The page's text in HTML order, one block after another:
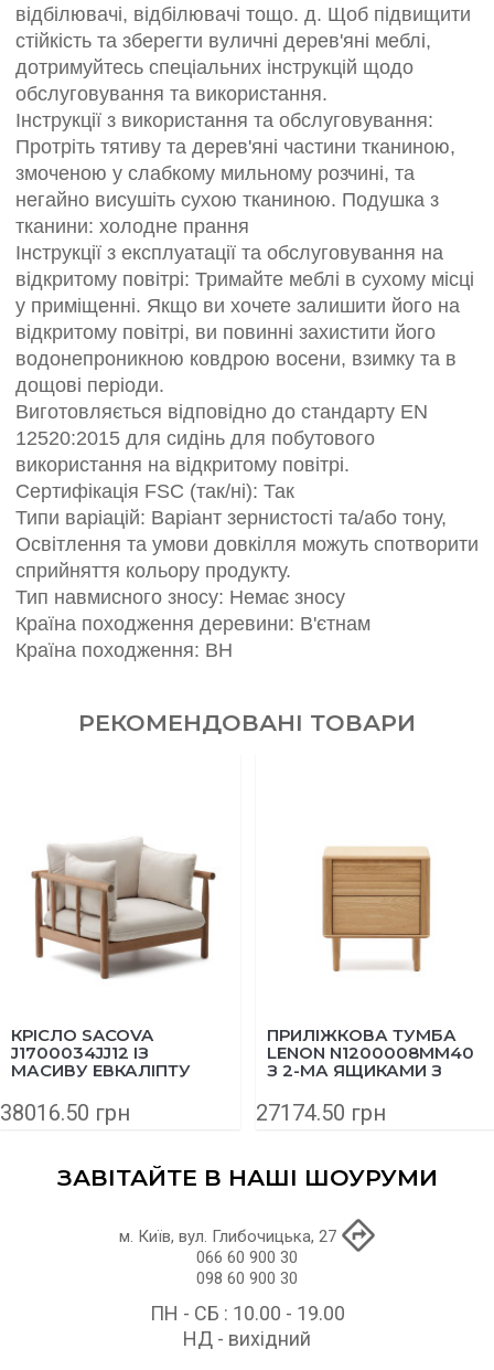
відбілювачі, відбілювачі тощо. д. Щоб підвищити
стійкість та зберегти вуличні дерев'яні меблі,
дотримуйтесь спеціальних інструкцій щодо
обслуговування та використання.
Інструкції з використання та обслуговування:
Протріть тятиву та дерев'яні частини тканиною,
змоченою у слабкому мильному розчині, та
негайно висушіть сухою тканиною. Подушка з
тканини: холодне прання
Інструкції з експлуатації та обслуговування на
відкритому повітрі: Тримайте меблі в сухому місці
у приміщенні. Якщо ви хочете залишити його на
відкритому повітрі, ви повинні захистити його
водонепроникною ковдрою восени, взимку та в
дощові періоди.
Виготовляється відповідно до стандарту EN
12520:2015 для сидінь для побутового
використання на відкритому повітрі.
Сертифікація FSC (так/ні): Так
Типи варіацій: Варіант зернистості та/або тону,
Освітлення та умови довкілля можуть спотворити
сприйняття кольору продукту.
Тип навмисного зносу: Немає зносу
Країна походження деревини: В'єтнам
Країна походження: ВН
РЕКОМЕНДОВАНІ ТОВАРИ
КРІСЛО SACOVA
J1700034JJ12 ІЗ
МАСИВУ ЕВКАЛІПТУ
38016.50 грн
ПРИЛІЖКОВА ТУМБА
LENON N1200008MM40
З 2-МА ЯЩИКАМИ З
ДУБА 50Х55 СМ
27174.50 грн
ЗАВІТАЙТЕ В НАШІ ШОУРУМИ
м. Київ, вул. Глибочицька, 27
066 60 900 30
098 60 900 30
ПН - СБ : 10.00 - 19.00
НД - вихідний